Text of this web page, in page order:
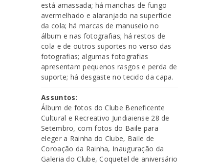
está amassada; há manchas de fungo
avermelhado e alaranjado na superfície
da cola; há marcas de manuseio no
álbum e nas fotografias; há restos de
cola e de outros suportes no verso das
fotografias; algumas fotografias
apresentam pequenos rasgos e perda de
suporte; há desgaste no tecido da capa.
Assuntos:
Álbum de fotos do Clube Beneficente
Cultural e Recreativo Jundiaiense 28 de
Setembro, com fotos do Baile para
eleger a Rainha do Clube, Baile de
Coroação da Rainha, Inauguração da
Galeria do Clube, Coquetel de aniversário